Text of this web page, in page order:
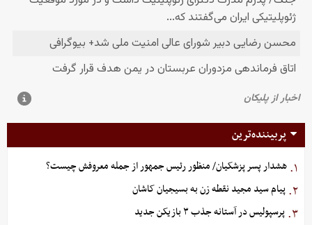
پربیننده‌ترین
۱. هشدار پسر پزشکیان/ منظور رئیس جمهور از جمله معروفش چیست؟
۲. پیام سید مجید نقطه زن به بسیجیان کاشان
۳. پرسپولیس در آستانه جذب ۳ بازیکن جدید